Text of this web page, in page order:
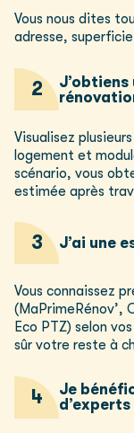
Vous nous dites
adresse,
2
J’obtiens
Visualisez
logement et
scénario, vous
estimée après
3 J’ai une
Vous connaissez
(MaPrimeRénov’,
Eco PTZ) selon
sûr votre reste à
4
Je
d’experts